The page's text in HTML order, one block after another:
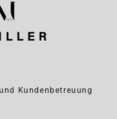
Kundenbetreuung